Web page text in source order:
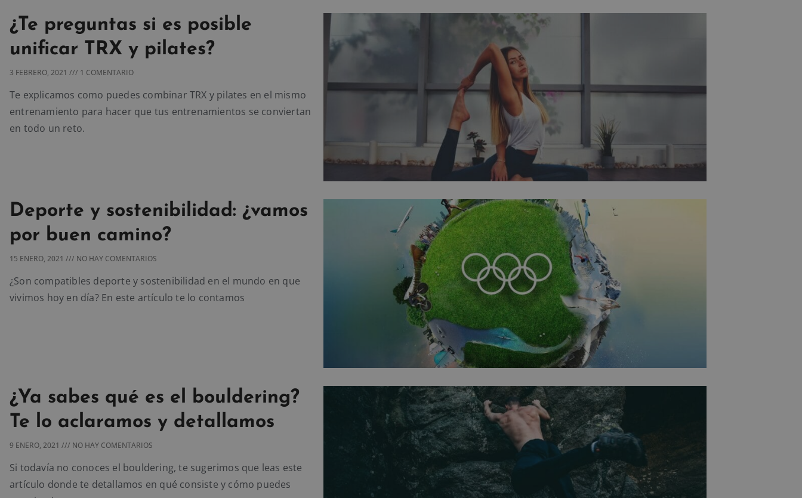
¿Te preguntas si es posible
unificar TRX y pilates?
3 FEBRERO, 2021 1 COMENTARIO
Te explicamos como puedes combinar TRX y pilates en el mismo
entrenamiento para hacer que tus entrenamientos se conviertan
en todo un reto.
Deporte y sostenibilidad: ¿vamos
por buen camino?
15 ENERO, 2021 NO HAY COMENTARIOS
¿Son compatibles deporte y sostenibilidad en el mundo en que
vivimos hoy en día? En este artículo te lo contamos
¿Ya sabes qué es el bouldering?
Te lo aclaramos y detallamos
9 ENERO, 2021 NO HAY COMENTARIOS
Si todavía no conoces el bouldering, te sugerimos que leas este
artículo donde te detallamos en qué consiste y cómo puedes